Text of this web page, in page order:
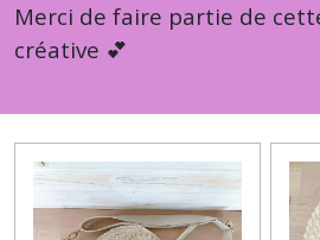
Merci de faire partie de
créative 💕